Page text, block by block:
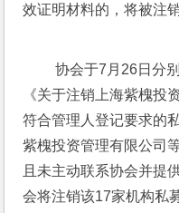
效证明材料的，将被注
协会于7月26日分别在其官网和微信公众号上发布
《关于注销上海紫槐投
符合管理人登记要求的
紫槐投资管理有限公司
且未主动联系协会并提
会将注销该17家机构私